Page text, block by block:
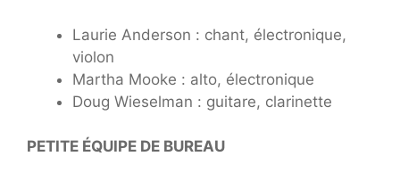
Laurie Anderson : chant, électronique,
violon
Martha Mooke : alto, électronique
Doug Wieselman : guitare, clarinette
PETITE ÉQUIPE DE BUREAU